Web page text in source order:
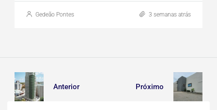
Gedeão Pontes 3 semanas atrás
Anterior Próximo